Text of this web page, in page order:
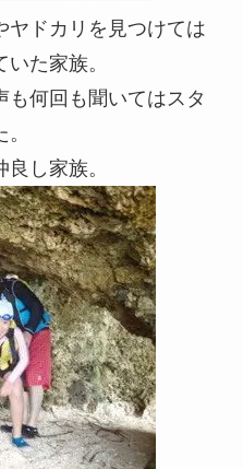
ヤドカリを見つけては
た家族。
も何回も聞いてはスタ
し家族。